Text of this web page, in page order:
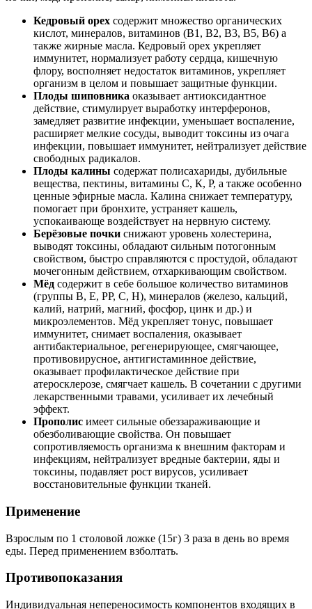
Кедровый орех содержит множество органических
кислот, минералов, витаминов (В1, В2, В3, В5, В6) а
также жирные масла. Кедровый орех укрепляет
иммунитет, нормализует работу сердца, кишечную
флору, восполняет недостаток витаминов, укрепляет
организм в целом и повышает защитные функции.
Плоды шиповника оказывает антиоксидантное
действие, стимулирует выработку интерферонов,
замедляет развитие инфекции, уменьшает воспаление,
расширяет мелкие сосуды, выводит токсины из очага
инфекции, повышает иммунитет, нейтрализует действие
свободных радикалов.
Плоды калины содержат полисахариды, дубильные
вещества, пектины, витамины С, К, Р, а также особенно
ценные эфирные масла. Калина снижает температуру,
помогает при бронхите, устраняет кашель,
успокаивающе воздействует на нервную систему.
Берёзовые почки снижают уровень холестерина,
выводят токсины, обладают сильным потогонным
свойством, быстро справляются с простудой, обладают
мочегонным действием, отхаркивающим свойством.
Мёд содержит в себе большое количество витаминов
(группы В, Е, РР, С, H), минералов (железо, кальций,
калий, натрий, магний, фосфор, цинк и др.) и
микроэлементов. Мёд укрепляет тонус, повышает
иммунитет, снимает воспаления, оказывает
антибактериальное, регенерирующее, смягчающее,
противовирусное, антигистаминное действие,
оказывает профилактическое действие при
атеросклерозе, смягчает кашель. В сочетании с другими
лекарственными травами, усиливает их лечебный
эффект.
Прополис имеет сильные обеззараживающие и
обезболивающие свойства. Он повышает
сопротивляемость организма к внешним факторам и
инфекциям, нейтрализует вредные бактерии, яды и
токсины, подавляет рост вирусов, усиливает
восстановительные функции тканей.
Применение
Взрослым по 1 столовой ложке (15г) 3 раза в день во время
еды. Перед применением взболтать.
Противопоказания
Индивидуальная непереносимость компонентов входящих в